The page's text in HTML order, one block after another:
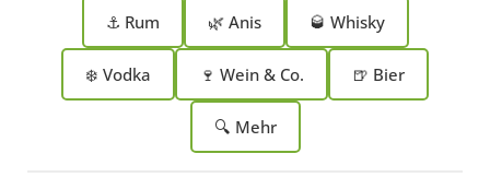
⚓ Rum 🌿 Anis 🥃 Whisky
❄️ Vodka 🍷 Wein & Co. 🍺 Bier
🔍 Mehr